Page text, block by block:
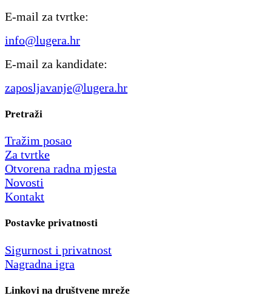
E-mail za tvrtke:
info@lugera.hr
E-mail za kandidate:
zaposljavanje@lugera.hr
Pretraži
Tražim posao
Za tvrtke
Otvorena radna mjesta
Novosti
Kontakt
Postavke privatnosti
Sigurnost i privatnost
Nagradna igra
Linkovi na društvene mreže